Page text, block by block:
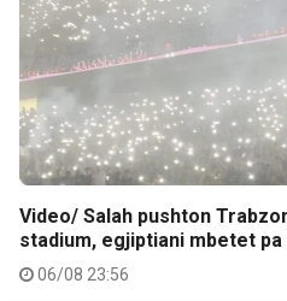
Video/ Salah pushton
stadium, egjiptiani mbetet
06/08 23:56